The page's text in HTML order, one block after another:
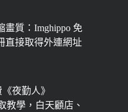
畫質：Imghippo 免
直接取得外連網址
夜勤人》
教學，白天顧店、